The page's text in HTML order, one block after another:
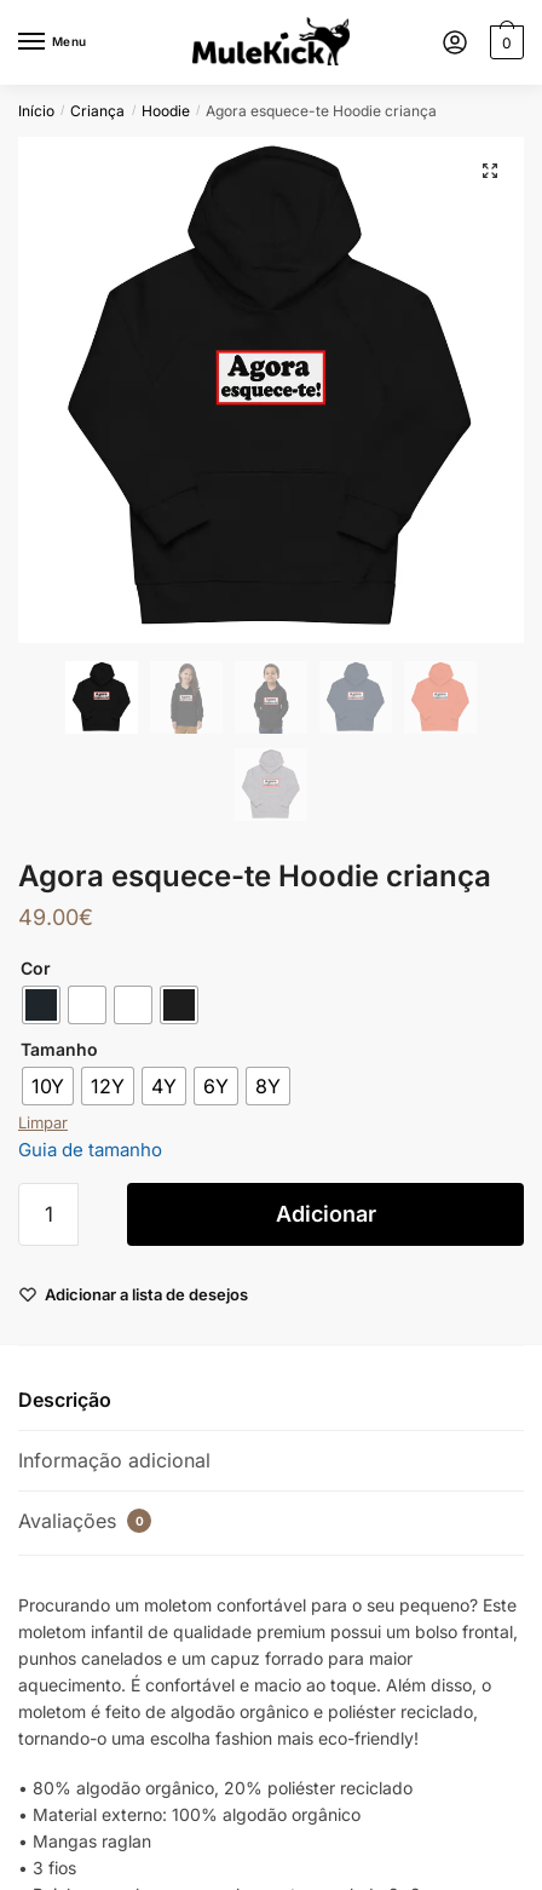
Menu 0
Início / Criança / Hoodie / Agora esquece-te Hoodie criança
🔍
Agora esquece-te Hoodie criança
49.00€
Cor
Tamanho
10Y 12Y 4Y 6Y 8Y
Limpar
Guia de tamanho
Adicionar
Adicionar a lista de desejos
Descrição
Informação adicional
Avaliações 0
Procurando um moletom confortável para o seu pequeno? Este
moletom infantil de qualidade premium possui um bolso frontal,
punhos canelados e um capuz forrado para maior
aquecimento. É confortável e macio ao toque. Além disso, o
moletom é feito de algodão orgânico e poliéster reciclado,
tornando-o uma escolha fashion mais eco-friendly!
• 80% algodão orgânico, 20% poliéster reciclado
• Material externo: 100% algodão orgânico
• Mangas raglan
• 3 fios